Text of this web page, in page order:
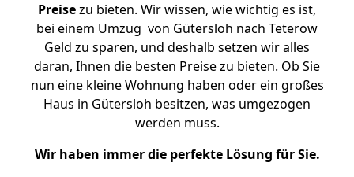
Preisezu bieten. Wir wissen, wie wichtig es ist,
bei einem Umzug von Gütersloh nach Teterow
Geld zu sparen, und deshalb setzen wir alles
daran, Ihnen die besten Preise zu bieten. Ob Sie
nun eine kleine Wohnung haben oder ein großes
Haus in Gütersloh besitzen, was umgezogen
werden muss.
Wir haben immer die perfekte Lösung für Sie.